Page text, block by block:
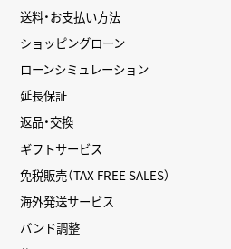
送料・お支払い方法
ショッピングローン
ローンシミュレーション
延長保証
返品・交換
ギフトサービス
免税販売（TAX FREE SALES）
海外発送サービス
バンド調整